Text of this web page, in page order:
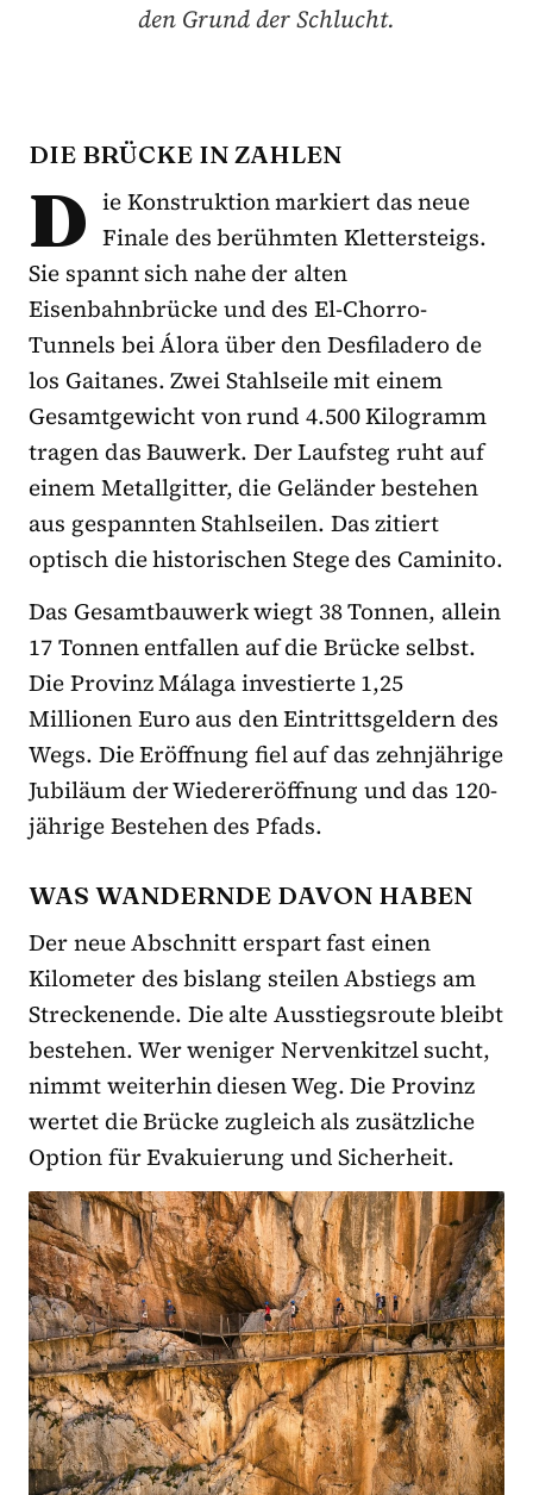
den Grund der Schlucht.
DIE BRÜCKE IN ZAHLEN
D ie Konstruktion markiert das neue
Finale des berühmten Klettersteigs.
Sie spannt sich nahe der alten
Eisenbahnbrücke und des El-Chorro-
Tunnels bei Álora über den Desfiladero de
los Gaitanes. Zwei Stahlseile mit einem
Gesamtgewicht von rund 4.500 Kilogramm
tragen das Bauwerk. Der Laufsteg ruht auf
einem Metallgitter, die Geländer bestehen
aus gespannten Stahlseilen. Das zitiert
optisch die historischen Stege des Caminito.
Das Gesamtbauwerk wiegt 38 Tonnen, allein
17 Tonnen entfallen auf die Brücke selbst.
Die Provinz Málaga investierte 1,25
Millionen Euro aus den Eintrittsgeldern des
Wegs. Die Eröffnung fiel auf das zehnjährige
Jubiläum der Wiedereröffnung und das 120-
jährige Bestehen des Pfads.
WAS WANDERNDE DAVON HABEN
Der neue Abschnitt erspart fast einen
Kilometer des bislang steilen Abstiegs am
Streckenende. Die alte Ausstiegsroute bleibt
bestehen. Wer weniger Nervenkitzel sucht,
nimmt weiterhin diesen Weg. Die Provinz
wertet die Brücke zugleich als zusätzliche
Option für Evakuierung und Sicherheit.